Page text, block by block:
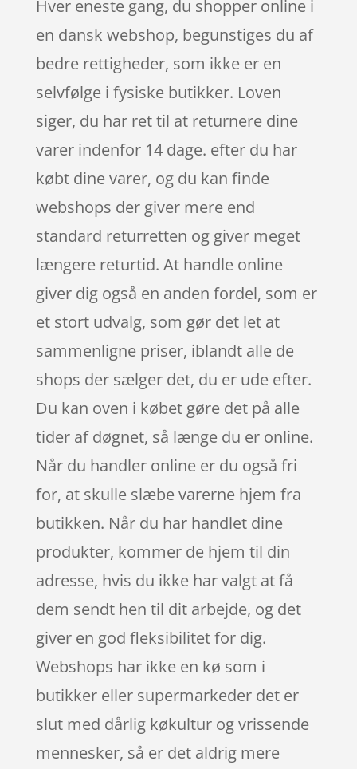
Hver eneste gang, du shopper online i
en dansk webshop, begunstiges du af
bedre rettigheder, som ikke er en
selvfølge i fysiske butikker. Loven
siger, du har ret til at returnere dine
varer indenfor 14 dage. efter du har
købt dine varer, og du kan finde
webshops der giver mere end
standard returretten og giver meget
længere returtid. At handle online
giver dig også en anden fordel, som er
et stort udvalg, som gør det let at
sammenligne priser, iblandt alle de
shops der sælger det, du er ude efter.
Du kan oven i købet gøre det på alle
tider af døgnet, så længe du er online.
Når du handler online er du også fri
for, at skulle slæbe varerne hjem fra
butikken. Når du har handlet dine
produkter, kommer de hjem til din
adresse, hvis du ikke har valgt at få
dem sendt hen til dit arbejde, og det
giver en god fleksibilitet for dig.
Webshops har ikke en kø som i
butikker eller supermarkeder det er
slut med dårlig køkultur og vrissende
mennesker, så er det aldrig mere